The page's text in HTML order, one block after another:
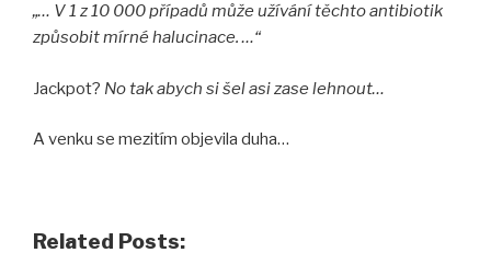
„… V 1 z 10 000 případů může užívání těchto antibiotik
způsobit mírné halucinace. …“
Jackpot? No tak abych si šel asi zase lehnout…
A venku se mezitím objevila duha…
Related Posts: